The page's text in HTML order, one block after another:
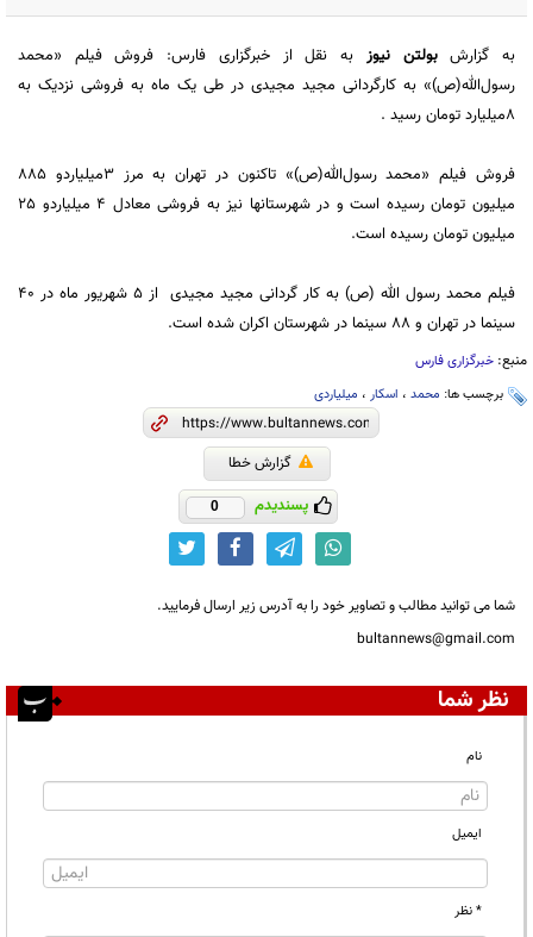
به گزارشبولتن نیوز به نقل از خبرگزاری فارس: فروش فیلم «محمد
رسول‌الله(ص)» به کارگردانی مجید مجیدی در طی یک ماه به فروشی نزدیک به
8میلیارد تومان رسید .
فروش فیلم «محمد رسول‌الله(ص)» تاکنون در تهران به مرز 3میلیاردو 885
میلیون تومان رسیده است و در شهرستانها نیز به فروشی معادل 4 میلیاردو 25
میلیون تومان رسیده است.
فیلم محمد رسول الله (ص) به کار گردانی مجید مجیدی از 5 شهریور ماه در 40
سینما در تهران و 88 سینما در شهرستان اکران شده است.
منبع: خبرگزاری فارس
برچسب ها: محمد ، اسکار ، میلیاردی
گزارش خطا
پسندیدم 0
شما می توانید مطالب و تصاویر خود را به آدرس زیر ارسال فرمایید.
bultannews@gmail.com
نظر شما
نام
ایمیل
* نظر